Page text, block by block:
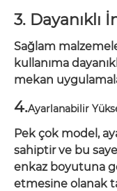
3. Dayanıklı
Sağlam
kullanıma
mekan
4.Ayarlanabilir
Pek çok model,
sahiptir ve bu
enkaz boyutuna
etmesine olanak